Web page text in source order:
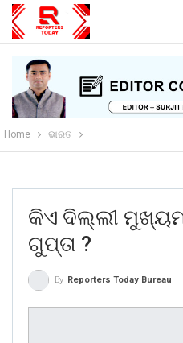
Home ଭାରତ
କିଏ ଦିଲ୍ଲୀ
ଗୁପ୍ତା ?
By Reporters Today Bureau